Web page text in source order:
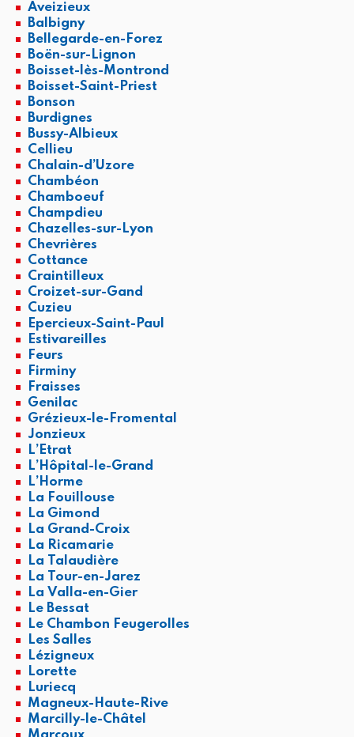
Aveizieux
Balbigny
Bellegarde-en-Forez
Boën-sur-Lignon
Boisset-lès-Montrond
Boisset-Saint-Priest
Bonson
Burdignes
Bussy-Albieux
Cellieu
Chalain-d’Uzore
Chambéon
Chamboeuf
Champdieu
Chazelles-sur-Lyon
Chevrières
Cottance
Craintilleux
Croizet-sur-Gand
Cuzieu
Epercieux-Saint-Paul
Estivareilles
Feurs
Firminy
Fraisses
Genilac
Grézieux-le-Fromental
Jonzieux
L’Etrat
L’Hôpital-le-Grand
L’Horme
La Fouillouse
La Gimond
La Grand-Croix
La Ricamarie
La Talaudière
La Tour-en-Jarez
La Valla-en-Gier
Le Bessat
Le Chambon Feugerolles
Les Salles
Lézigneux
Lorette
Luriecq
Magneux-Haute-Rive
Marcilly-le-Châtel